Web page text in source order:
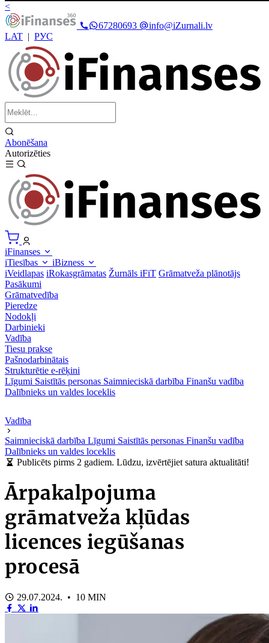
<
67280693
info@iZurnali.lv
LAT | РУС
Abonēšana
Autorizēties
iFinanses
iTiesības
iBizness
iVeidlapas iRokasgrāmatas Žurnāls iFiT Grāmatveža plānotājs
Pasākumi
Grāmatvedība
Pieredze
Nodokļi
Darbinieki
Vadība
Tiesu prakse
Pašnodarbinātais
Strukturētie e-rēķini
Līgumi Saistītās personas Saimnieciskā darbība Finanšu vadība
Dalībnieks un valdes loceklis
Vadība
Saimnieciskā darbība Līgumi Saistītās personas Finanšu vadība
Dalībnieks un valdes loceklis
Publicēts pirms 2 gadiem. Lūdzu, izvērtējiet satura aktualitāti!
Ārpakalpojuma
grāmatveža kļūdas
licences iegūšanas
procesā
29.07.2024. • 10 MIN